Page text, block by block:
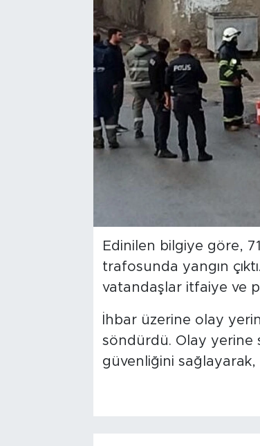
Edinilen bilgiye göre,
trafosunda yangın
vatandaşlar itfaiye ve
İhbar üzerine olay
söndürdü. Olay yerine
güvenliğini sağlayarak,